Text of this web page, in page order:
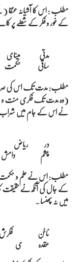
مطلب : اس کا آشیانہ عنقا
کے غور و فکر کے شعلے پر
مدتی
مطلب: مدت تک اس کی
(وہ مدت تک فکری منت و
نے اس کے جام میں شراب
در ریاض
چشم دامش طایر معنی ندید
مطلب: اس نے علم و حکمت
کے جال کی آنکھ نے حقیقت کا
میں نہ پھنسا ۔
ناخن